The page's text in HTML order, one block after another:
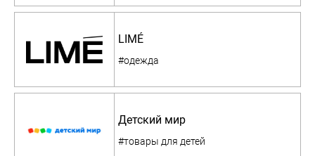
LIMÉ
#одежда
Детский мир
#товары для детей